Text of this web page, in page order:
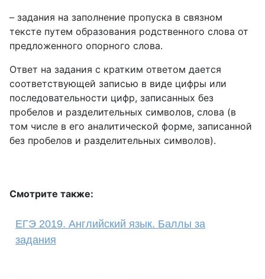
– задания на заполнение пропуска в связном
тексте путем образования родственного слова от
предложенного опорного слова.
Ответ на задания с кратким ответом дается
соответствующей записью в виде цифры или
последовательности цифр, записанных без
пробелов и разделительных символов, слова (в
том числе в его аналитической форме, записанной
без пробелов и разделительных символов).
Смотрите также:
ЕГЭ 2019. Английский язык. Баллы за
задания